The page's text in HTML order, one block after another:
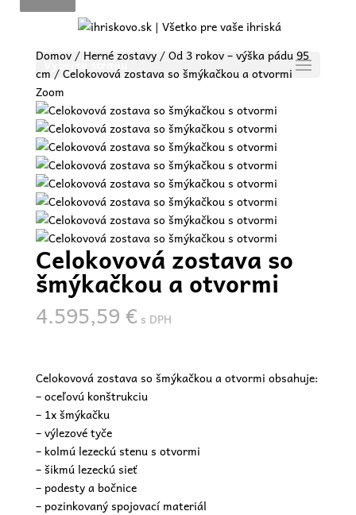
Vyberte stranu
Domov/ Herné zostavy/Od 3 rokov – výška pádu 95
cm / Celokovová zostava so šmýkačkou a otvormi
Zoom
Celokovová zostava so
šmýkačkou a otvormi
4.595,59€ s DPH
Celokovová zostava so šmýkačkou a otvormi obsahuje:
– oceľovú konštrukciu
– 1x šmýkačku
– výlezové tyče
– kolmú lezeckú stenu s otvormi
– šikmú lezeckú sieť
– podesty a bočnice
– pozinkovaný spojovací materiál